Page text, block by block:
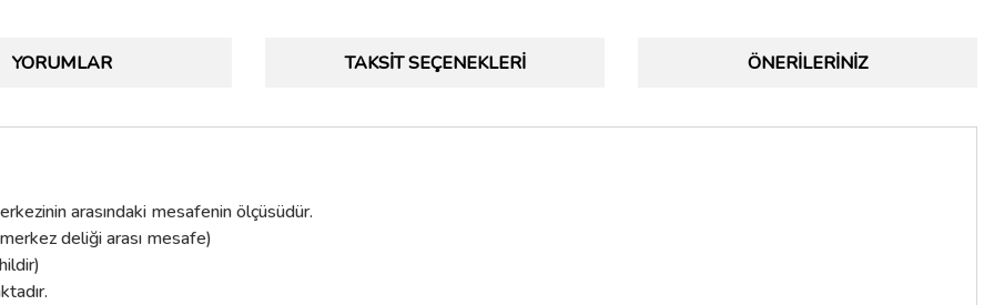
4675 Antik Saten Mat Kulp
YORUMLAR TAKSIT SEÇENEKLERI ÖNERILERINIZ
arasındaki mesafenin ölçüsüdür.
deliği arası mesafe)